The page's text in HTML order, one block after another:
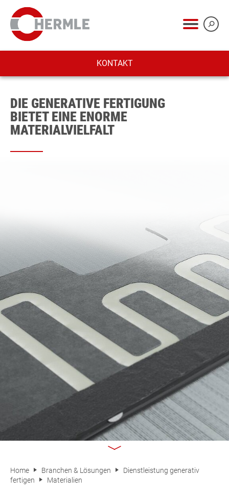
KONTAKT
DIE GENERATIVE FERTIGUNG
BIETET EINE ENORME
MATERIALVIELFALT
Home Branchen & Lösungen
Dienstleistung generativ
fertigen
Materialien